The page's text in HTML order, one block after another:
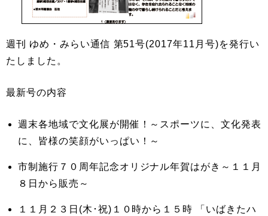
週刊 ゆめ・みらい通信 第51号(2017年11月号)を発行い
たしました。
最新号の内容
週末各地域で文化展が開催！～スポーツに、文化発表
に、皆様の笑顔がいっぱい！～
市制施行７０周年記念オリジナル年賀はがき～１１月
８日から販売～
１１月２３日(木･祝)１０時から１５時 「いばきたハ